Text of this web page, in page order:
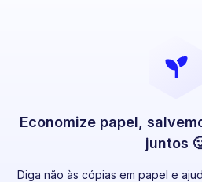
Economize papel,
juntos
Diga não às cópias em papel e